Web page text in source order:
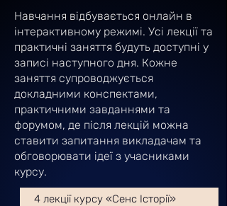
Навчання відбувається онлайн в
інтерактивному режимі. Усі лекції та
практичні заняття будуть доступні у
записі наступного дня. Кожне
заняття супроводжується
докладними конспектами,
практичними завданнями та
форумом, де після лекцій можна
ставити запитання викладачам та
обговорювати ідеї з учасниками
курсу.
4 лекції курсу «Сенс Історії»